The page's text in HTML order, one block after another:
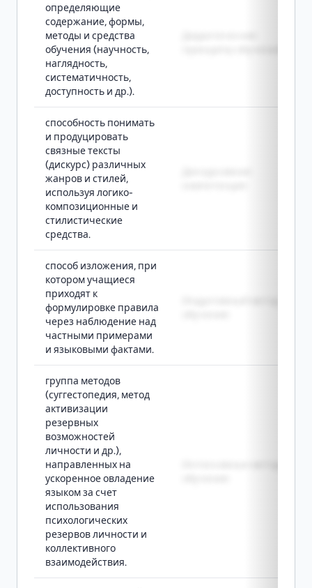
определяющие
содержание, формы,
методы и средства
обучения (научность,
наглядность,
систематичность,
доступность и др.).
способность понимать
и продуцировать
связные тексты
(дискурс) различных
жанров и стилей,
используя логико-
композиционные и
стилистические
средства.
способ изложения, при
котором учащиеся
приходят к
формулировке правила
через наблюдение над
частными примерами
и языковыми фактами.
группа методов
(суггестопедия, метод
активизации
резервных
возможностей
личности и др.),
направленных на
ускоренное овладение
языком за счет
использования
психологических
резервов личности и
коллективного
взаимодействия.